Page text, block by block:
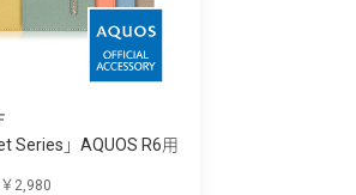
Series」AQUOS R6用
2,980